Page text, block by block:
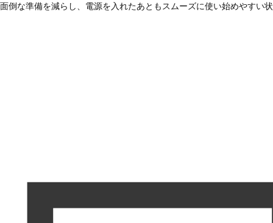
面倒な準備を減らし、電源を入れたあともスムーズに使い始めやすい